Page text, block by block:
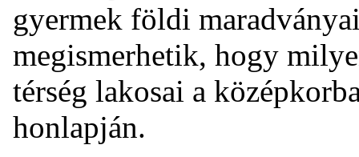
gyermek földi
megismerhetik, hogy
térség lakosai a
honlapján.